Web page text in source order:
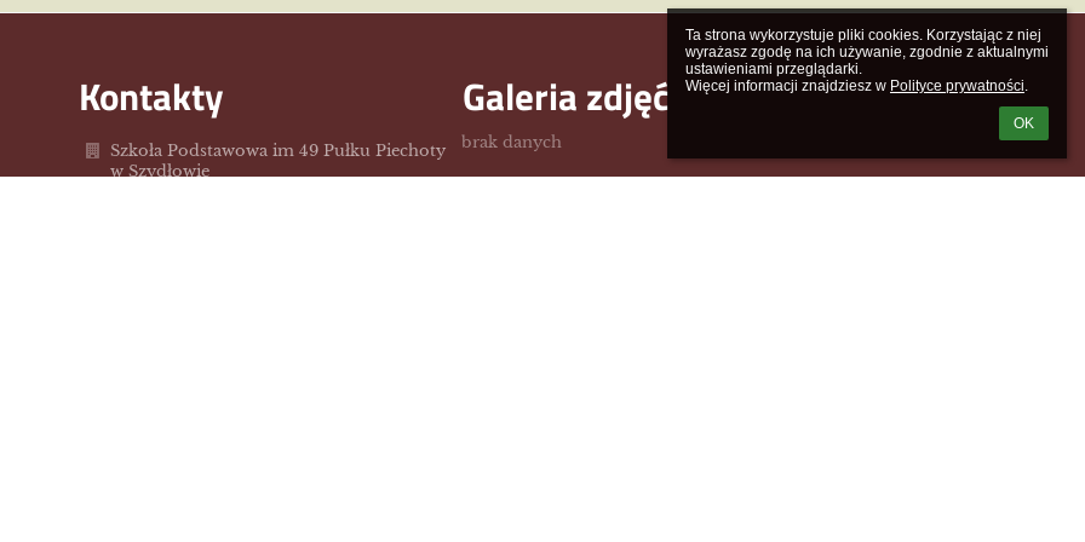
Ta strona wykorzystuje pliki cookies. Korzystając z niej
wyrażasz zgodę na ich używanie, zgodnie z aktualnymi
ustawieniami przeglądarki.
Więcej informacji znajdziesz w Polityce prywatności.
OK
Kontakty
Szkoła Podstawowa im 49 Pułku Piechoty
w Szydłowie
Galeria zdjęć
brak danych